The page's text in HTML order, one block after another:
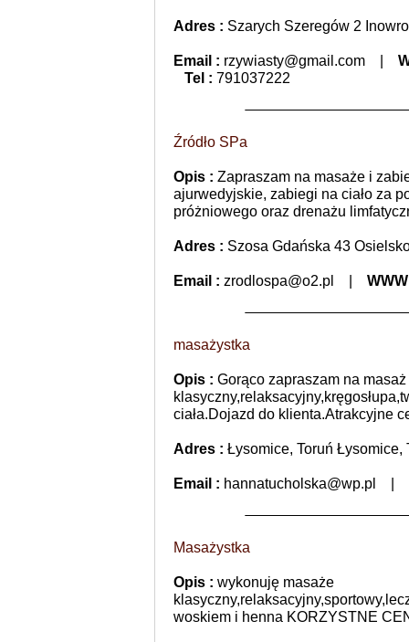
Adres : Szarych Szeregów 2
Email : rzywiasty@gmail.com |
Tel : 791037222
Źródło SPa
Opis : Zapraszam na masaże i
ajurwedyjskie, zabiegi na ciało za
próżniowego oraz drenażu
Adres : Szosa Gdańska 43
Email : zrodlospa@o2.pl |
masażystka
Opis : Gorąco zapraszam na masaż
ciała.Dojazd do klienta.Atrakcyjne
Adres : Łysomice, Toruń Łysomice,
Email : hannatucholska@wp.pl |
Masażystka
Opis : wykonuję masaże
woskiem i henna KORZYSTNE